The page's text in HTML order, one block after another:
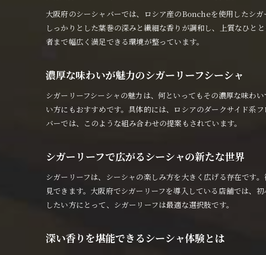
自分
大阪府のシーシャバーでは、ロシア産のBoncheを使用したシ
しっかりとした葉巻の深みと繊細な香りが調和し、上質なひと
者まで幅広く満足できる環境が整っています。
濃厚な味わいが魅力のシガーリーフシーシャ
シガーリーフシーシャの魅力は、何といってもその濃厚な味わ
い方にもおすすめです。具体的には、ロシアのダークサイド系
バーでは、このような組み合わせの提案もされています。
シガーリーフで広がるシーシャの新たな世界
シガーリーフは、シーシャの楽しみ方を大きく広げる存在です
見できます。大阪府でシガーリーフを導入している店舗では、
したい方にとって、シガーリーフは最適な選択肢です。
深い香りを堪能できるシーシャ体験とは